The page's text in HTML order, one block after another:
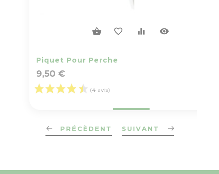
shopping_basket favorite_border equalizer visibility
Piquet Pour Perche
9,50 €
(4 avis)
PRÉCÈDENT SUIVANT